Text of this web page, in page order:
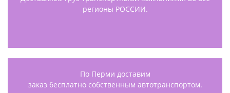
регионы РОССИИ.
По Перми доставим
заказ бесплатно собственным автотранспортом.